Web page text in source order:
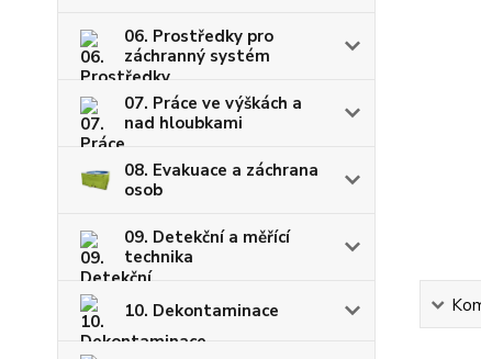
06. Prostředky pro
záchranný systém
07. Práce ve výškách a
nad hloubkami
08. Evakuace a záchrana
osob
09. Detekční a měřící
technika
10. Dekontaminace